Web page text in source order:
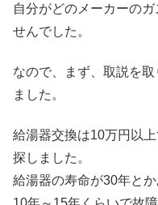
自分がどのメーカーの
せんでした。
なので、まず、取説を
ました。
給湯器交換は10万円以
探しました。
給湯器の寿命が30年と